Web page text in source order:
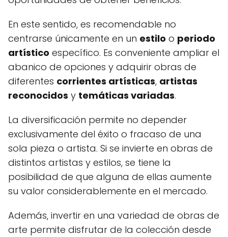
En este sentido, es recomendable no
centrarse únicamente en un estilo o periodo
artístico específico. Es conveniente ampliar el
abanico de opciones y adquirir obras de
diferentes corrientes artísticas, artistas
reconocidos y temáticas variadas.
La diversificación permite no depender
exclusivamente del éxito o fracaso de una
sola pieza o artista. Si se invierte en obras de
distintos artistas y estilos, se tiene la
posibilidad de que alguna de ellas aumente
su valor considerablemente en el mercado.
Además, invertir en una variedad de obras de
arte permite disfrutar de la colección desde